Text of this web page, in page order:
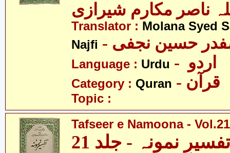
ناصر مکارم شیرازی
Translator : Molana Syed
Najfi
صفدر حسین نجفی
Language : Urdu
Category : Quran - قرآن
Topic :
Tafseer e Namoona - Vol.21
تفسیرِ نمونہ - جلد 21